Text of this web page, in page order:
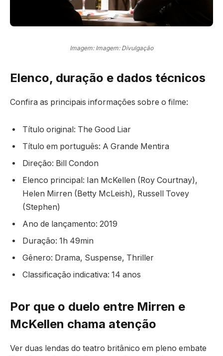
Imagem: Imagem: Divulgação
Elenco, duração e dados técnicos
Confira as principais informações sobre o filme:
Título original: The Good Liar
Título em português: A Grande Mentira
Direção: Bill Condon
Elenco principal: Ian McKellen (Roy Courtnay),
Helen Mirren (Betty McLeish), Russell Tovey
(Stephen)
Ano de lançamento: 2019
Duração: 1h 49min
Gênero: Drama, Suspense, Thriller
Classificação indicativa: 14 anos
Por que o duelo entre Mirren e
McKellen chama atenção
Ver duas lendas do teatro britânico em pleno embate